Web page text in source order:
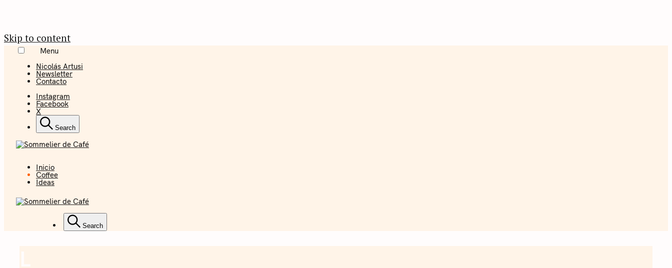
Skip to content
Menu
Nicolás Artusi
Newsletter
Contacto
Instagram
Facebook
X
Search
Sommelier de Café
Coffee + Ideas
Inicio
Coffee
Ideas
Coffee + Ideas Search